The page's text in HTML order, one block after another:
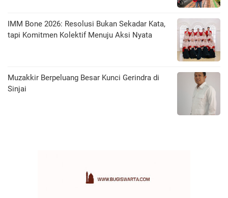
IMM Bone 2026: Resolusi Bukan Sekadar Kata,
tapi Komitmen Kolektif Menuju Aksi Nyata
Muzakkir Berpeluang Besar Kunci Gerindra di
Sinjai